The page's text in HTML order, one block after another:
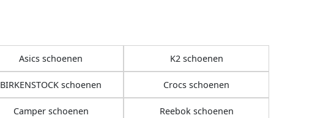
Asics schoenen K2 schoenen
BIRKENSTOCK schoenen Crocs schoenen
Camper schoenen Reebok schoenen